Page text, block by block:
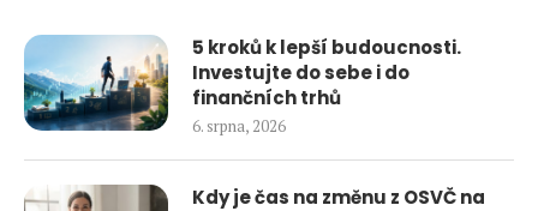
5 kroků k lepší budoucnosti.
Investujte do sebe i do
finančních trhů
6. srpna, 2026
Kdy je čas na změnu z OSVČ na